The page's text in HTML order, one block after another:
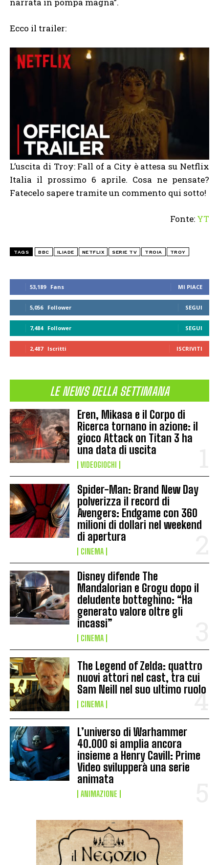
53,189 Fans MI PIACE
5,056 Follower SEGUI
7,484 Follower SEGUI
2,487 Iscritti ISCRIVITI
LE NEWS DELLA SETTIMANA
Eren, Mikasa e il Corpo di
Ricerca tornano in azione: il
gioco Attack on Titan 3 ha
una data di uscita
VIDEOGIOCHI
Spider-Man: Brand New Day
polverizza il record di
Avengers: Endgame con 360
milioni di dollari nel weekend
di apertura
CINEMA
Disney difende The
Mandalorian e Grogu dopo il
deludente botteghino: “Ha
generato valore oltre gli
incassi”
CINEMA
The Legend of Zelda: quattro
nuovi attori nel cast, tra cui
Sam Neill nel suo ultimo ruolo
CINEMA
L’universo di Warhammer
40.000 si amplia ancora
insieme a Henry Cavill: Prime
Video svilupperà una serie
animata
ANIMAZIONE
Ecco il trailer:
L’uscita di Troy: Fall of a City è attesa su Netflix
Italia il prossimo 6 aprile. Cosa ne pensate?
Fatecelo sapere tramite un commento qui sotto!
Fonte: YT
TAGS BBC ILIADE NETFLIX SERIE TV TROIA TROY